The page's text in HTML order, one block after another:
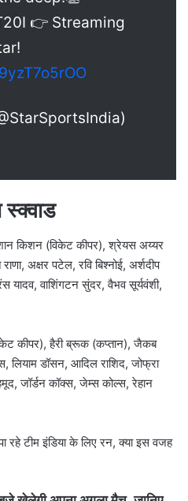
👉 Streaming
किशन (विकेट कीपर), श्रेयस अय्यर
अक्षर पटेल, रवि बिश्नोई, अर्शदीप
यादव, वाशिंगटन सुंदर, वैभव सूर्यवंशी,
कीपर), हैरी ब्रूक (कप्तान), जैकब
डॉसन, आदिल राशिद, जोफ्रा
जॉर्डन कॉक्स, जेम्स कोल्स, रेहान
रहे टीम इंडिया के लिए रन, क्या इस वजह